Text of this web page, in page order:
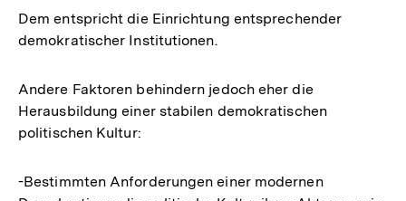
Dem entspricht die Einrichtung entsprechender
demokratischer Institutionen.
Andere Faktoren behindern jedoch eher die
Herausbildung einer stabilen demokratischen
politischen Kultur:
-Bestimmten Anforderungen einer modernen